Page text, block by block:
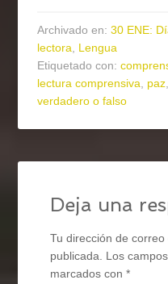
Archivado en:30 ENE:
lectora, Lengua
Etiquetado con:
lectura comprensiva, paz
verdadero o falso
Deja una
Tu dirección de
publicada. Los
marcados con*